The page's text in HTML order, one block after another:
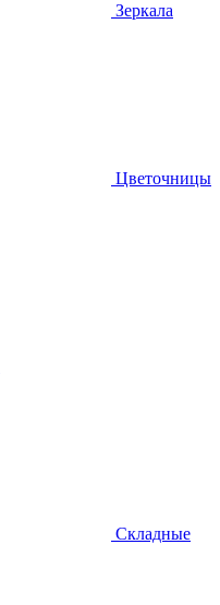
Зеркала
Цветочницы
Складные